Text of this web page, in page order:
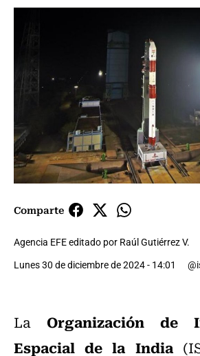
Comparte
Agencia EFE editado por Raúl Gutiérrez V.
Lunes 30 de diciembre de 2024 - 14:01
La Organización de
Espacial de la India